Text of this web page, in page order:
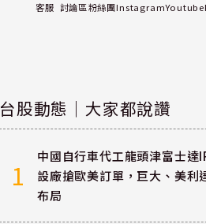
客服 討論區粉絲團InstagramYoutube
台股動態｜大家都說讚
1
中國自行車代工龍頭津富士
設廠搶歐美訂單，巨大、美利
布局